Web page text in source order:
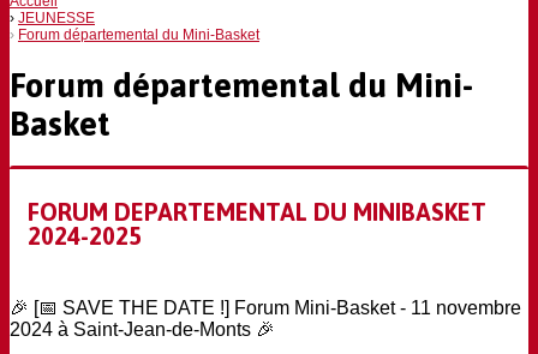
JEUNESSE
Forum départemental du Mini-Basket
Forum départemental du Mini-
Basket
FORUM DEPARTEMENTAL DU MINIBASKET
2024-2025
🎉 [📅 SAVE THE DATE !] Forum Mini-Basket - 11 novembre
2024 à Saint-Jean-de-Monts 🎉